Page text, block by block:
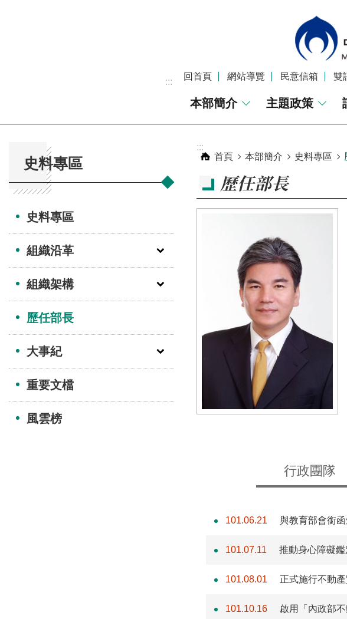
:::
回首頁 網站導覽 民意信箱 雙
本部簡介 主題政策
史料專區
史料專區
組織沿革
組織架構
歷任部長
大事紀
重要文檔
風雲榜
:::
首頁
本部簡介 史料專區
歷任部長
行政團隊
101.06.21 與教育部會銜函
101.07.11 推動身心障礙
101.08.01 正式施行不動
101.10.16 啟用「內政部